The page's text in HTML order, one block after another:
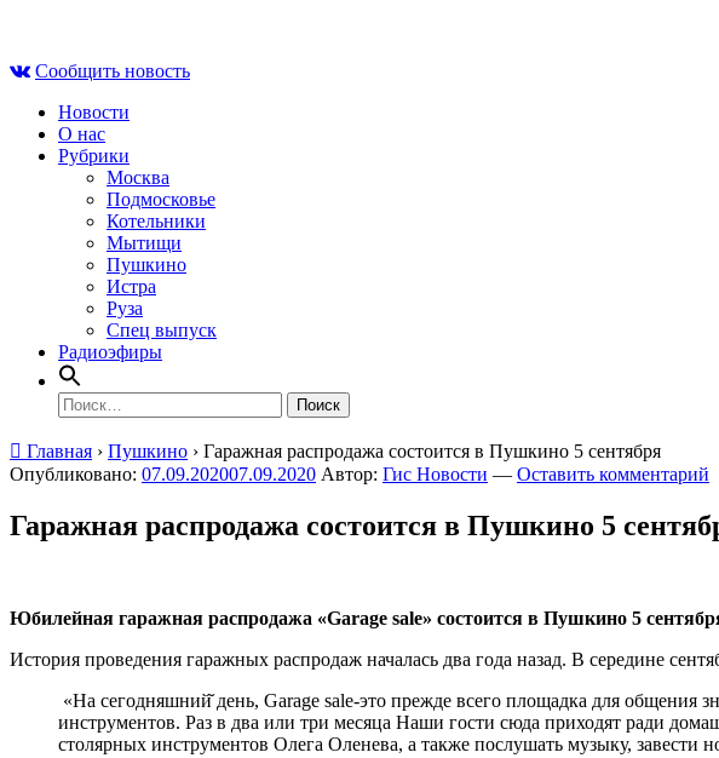
contentСообщить новость
Новости
О нас
Рубрики
Москва
Подмосковье
Котельники
Мытищи
Пушкино
Истра
Руза
Спец выпуск
Радиоэфиры
Найти:
Главная › Пушкино › Гаражная распродажа состоится в Пушкино 5 сентября
Опубликовано: 07.09.202007.09.2020 Автор: Гис Новости — Оставить комментарий
Гаражная распродажа состоится в Пушкино 5
Юбилейная гаражная распродажа «Garage sale» состоится в Пушкино 5
История проведения гаражных распродаж началась два года назад. В середине
«На сегодняшний̆ день, Garage sale-это прежде всего площадка для общения
инструментов. Раз в два или три месяца Наши гости сюда приходят ради
столярных инструментов Олега Оленева, а также послушать музыку,